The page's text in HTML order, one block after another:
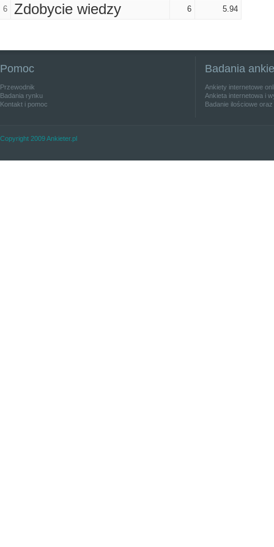
6 Zdobycie wiedzy 6 5.94
Pomoc
Przewodnik
Badania rynku
Kontakt i pomoc
Badania
Ankiety internetowe
Ankieta internetowa i
Badanie ilościowe
Copyright 2009 Ankieter.pl